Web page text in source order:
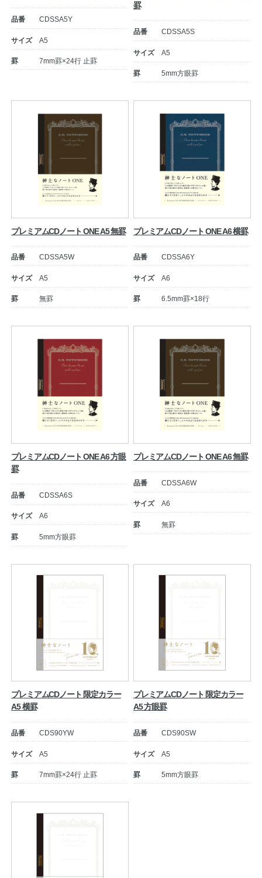
品番 CDSSA5Y
サイズ A5
罫 7mm罫×24行 止罫
罫
品番 CDSSA5S
サイズ A5
罫 5mm方眼罫
プレミアムCDノート ONE A5 無罫
品番 CDSSA5W
サイズ A5
罫 無罫
プレミアムCDノート ONE A6 横罫
品番 CDSSA6Y
サイズ A6
罫 6.5mm罫×18行
プレミアムCDノート ONE A6 方眼
罫
品番 CDSSA6S
サイズ A6
罫 5mm方眼罫
プレミアムCDノート ONE A6 無罫
品番 CDSSA6W
サイズ A6
罫 無罫
プレミアムCDノート 限定カラー
A5 横罫
品番 CDS90YW
サイズ A5
罫 7mm罫×24行 止罫
プレミアムCDノート 限定カラー
A5 方眼罫
品番 CDS90SW
サイズ A5
罫 5mm方眼罫